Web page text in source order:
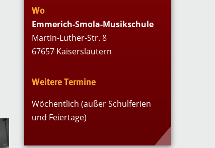
Wo
Emmerich-Smola-Musikschule
Martin-Luther-Str. 8
67657 Kaiserslautern
Weitere Termine
Wöchentlich (außer Schulferien
und Feiertage)